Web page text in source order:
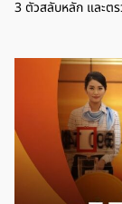
3 ตัวสลับหลัก และต